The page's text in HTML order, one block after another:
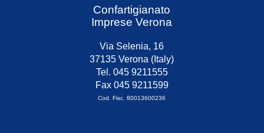
Confartigianato
Imprese Verona
Via Selenia, 16
37135 Verona (Italy)
Tel. 045 9211555
Fax 045 9211599
Cod. Fisc. 80013600236